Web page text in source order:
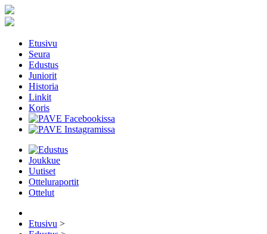
Etusivu
Seura
Edustus
Juniorit
Historia
Linkit
Koris
Joukkue
Uutiset
Otteluraportit
Ottelut
Etusivu >